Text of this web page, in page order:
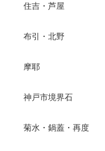
住吉・芦屋
布引・北野
摩耶
神戸市境界石
菊水・鍋蓋・再度